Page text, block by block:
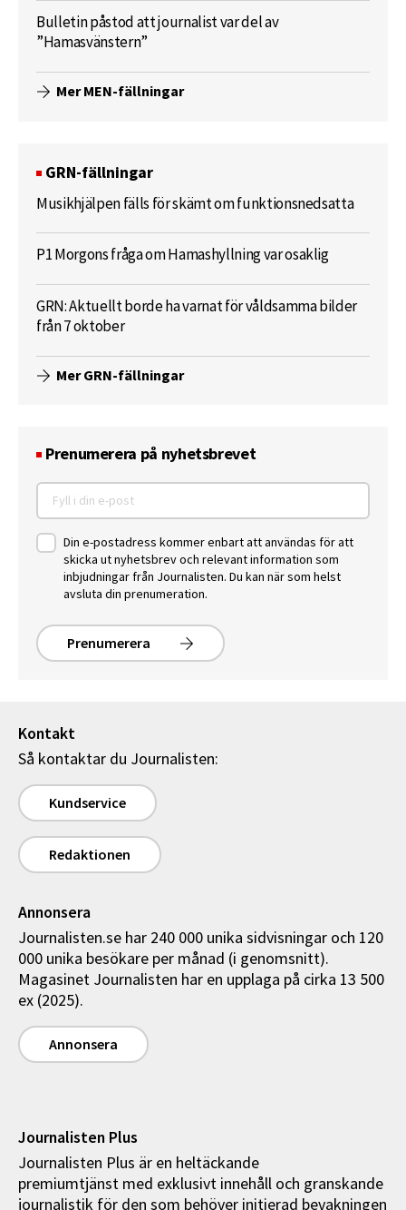
Bulletin påstod att journalist var del av
”Hamasvänstern”
Mer MEN-fällningar
GRN-fällningar
Musikhjälpen fälls för skämt om funktionsnedsatta
P1 Morgons fråga om Hamashyllning var osaklig
GRN: Aktuellt borde ha varnat för våldsamma bilder
från 7 oktober
Mer GRN-fällningar
Prenumerera på nyhetsbrevet
Din e-postadress kommer enbart att användas för att
skicka ut nyhetsbrev och relevant information som
inbjudningar från Journalisten. Du kan när som helst
avsluta din prenumeration.
Prenumerera
Kontakt
Så kontaktar du Journalisten:
Kundservice
Redaktionen
Annonsera
Journalisten.se har 240 000 unika sidvisningar och 120
000 unika besökare per månad (i genomsnitt).
Magasinet Journalisten har en upplaga på cirka 13 500
ex (2025).
Annonsera
Journalisten Plus
Journalisten Plus är en heltäckande
premiumtjänst med exklusivt innehåll och granskande
journalistik för den som behöver initierad bevakningen